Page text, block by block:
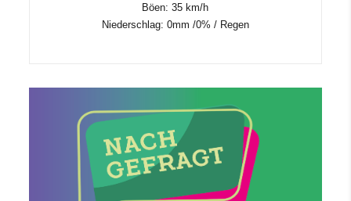
Böen: 35 km/h
Niederschlag: 0mm /0% / Regen